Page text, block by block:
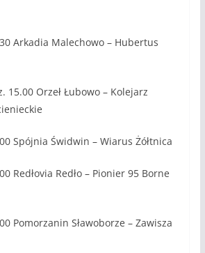
Arkadia Malechowo – Hubertus
15.00 Orzeł Łubowo – Kolejarz
Spójnia Świdwin – Wiarus Żółtnica
Redłovia Redło – Pionier 95 Borne
Pomorzanin Sławoborze – Zawisza